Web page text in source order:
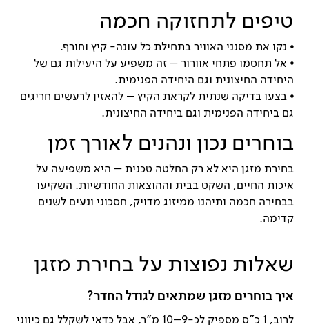
טיפים לתחזוקה חכמה
⦁ נקו את מסנני האוויר בתחילת כל עונה- קיץ וחורף.
⦁ אל תחסמו פתחי אוורור – זה משפיע על היעילות גם של
היחידה החיצונית וגם היחידה הפנימית.
⦁ בצעו בדיקה שנתית לקראת הקיץ – להאזין לרעשים חריגים
גם ביחידה הפנימית וגם ביחידה החיצונית.
בוחרים נכון ונהנים לאורך זמן
בחירת מזגן היא לא רק החלטה טכנית – היא משפיעה על
איכות החיים, השקט בבית וההוצאות החודשיות. השקיעו
בבחירה חכמה ותיהנו ממיזוג מדויק, חסכוני ונעים לשנים
קדימה.
שאלות נפוצות על בחירת מזגן
איך בוחרים מזגן שמתאים לגודל החדר?
לרוב, 1 כ"ס מספיק לכ-9–10 מ"ר, אבל כדאי לשקלל גם כיווני